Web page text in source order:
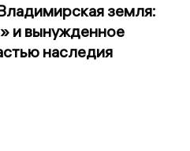
земля:
и вынужденное
наследия